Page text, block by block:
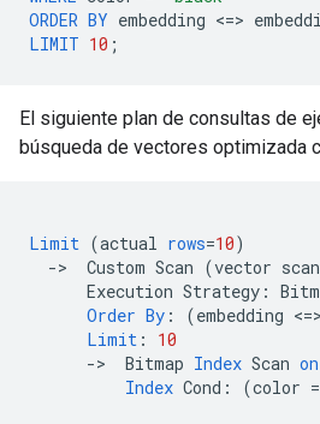
ORDER BY embedding <=>
LIMIT 10 ;
El siguiente plan de consultas de
búsqueda de vectores optimizada
Limit (actual rows=10)
-> Custom Scan (vector scan
Execution Strategy :
Order By : (embedding <=>
Limit :
10
-> Bitmap Index Scan on
Index Cond : (color =